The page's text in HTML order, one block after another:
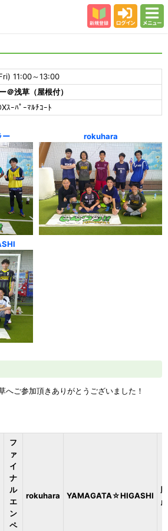
会場
大会結果
よくある質問
参加者の声
11:00～13:00
＠浅草（屋根付）
ｽｰﾊﾟｰﾏﾙﾁｺｰﾄ
ー rokuhara
へご参加頂きありがとうございました！
フ
ァ
イ
ナ
ル
エ
ン
ペ
rokuhara YAMAGATA☆HIGASHI
勝
点